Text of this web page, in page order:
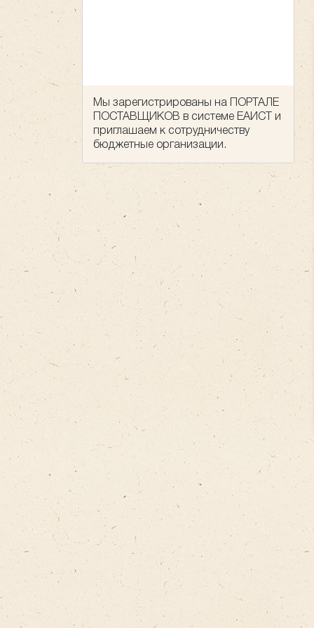
Мы зарегистрированы на ПОРТАЛЕ
ПОСТАВЩИКОВ в системе ЕАИСТ и
приглашаем к сотрудничеству
бюджетные организации.